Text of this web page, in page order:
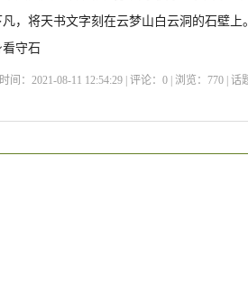
凡，将天书文字刻在云梦山白云洞的石壁
守石
间：2021-08-11 12:54:29 | 评论：0 | 浏览： 770 | 话